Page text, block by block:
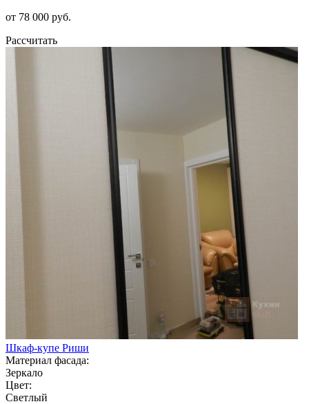
от 78 000 руб.
Рассчитать
Шкаф-купе Риши
Материал фасада:
Зеркало
Цвет:
Светлый